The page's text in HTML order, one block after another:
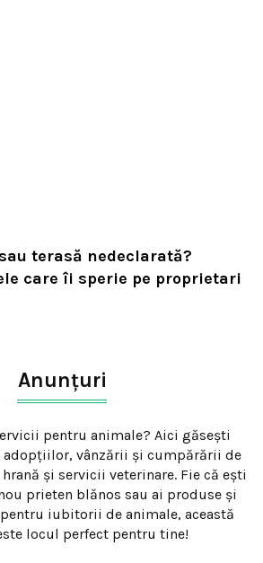
terasă nedeclarată?
care îi sperie pe proprietari
Anunțuri
pentru animale? Aici găsești
vânzării și cumpărării de
și servicii veterinare. Fie că ești
prieten blănos sau ai produse și
iubitorii de animale, această
locul perfect pentru tine!